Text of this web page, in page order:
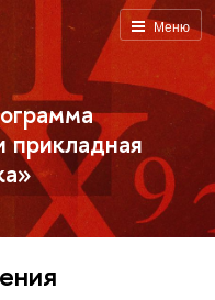
Меню